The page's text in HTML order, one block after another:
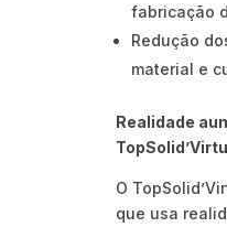
fabricação
Redução
material e
Realidade
O
que usa